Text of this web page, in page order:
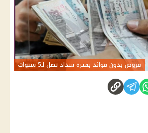
قروض بدون فوائد بفترة سداد تصل لـ5 سنوات